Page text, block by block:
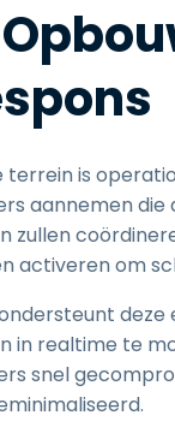
is
aannemen die
zullen
activeren om
realtime te
snel